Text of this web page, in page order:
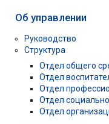
Об управлении
Руководство
Структура
Отдел общего
Отдел
Отдел
Отдел
Отдел